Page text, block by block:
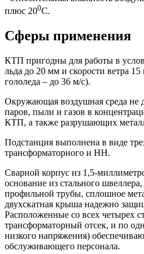
плюс 200С.
Сферы применения
КТП пригодны для работы в
льда до 20 мм и скорости ветра
гололеда – до 36 м/с).
Окружающая воздушная среда не
паров, пыли и газов в
КТП, а также разрушающих
Подстанция выполнена в виде
трансформаторного и НН.
Сварной корпус из 1,5-
основание из стального
профильной трубы, сплошное
двухскатная крыша надежно
Расположенные со всех четырех
трансформаторный отсек, и по
низкого напряжения)
обслуживающего персонала.